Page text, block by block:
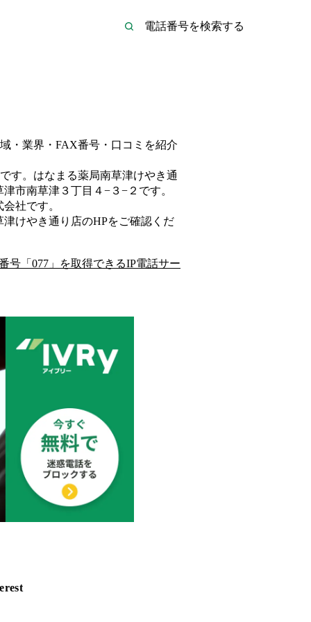
・業界・FAX番号・口コミを紹介
す。 はなまる薬局南草津けやき通
市南草津３丁目４−３−２ です。
会社です。
津けやき通り店のHPをご確認くだ
号「 077 」を取得できるIP電話サー